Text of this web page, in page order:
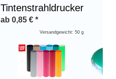
Tintenstrahldrucker
ab 0,85 € *
Versandgewicht: 50 g